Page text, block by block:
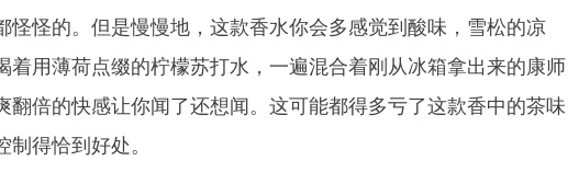
怪怪的。但是慢慢地，这款香水你会多感觉到酸味，雪松的凉
着用薄荷点缀的柠檬苏打水，一遍混合着刚从冰箱拿出来的康师
翻倍的快感让你闻了还想闻。这可能都得多亏了这款香中的茶味
得恰到好处。